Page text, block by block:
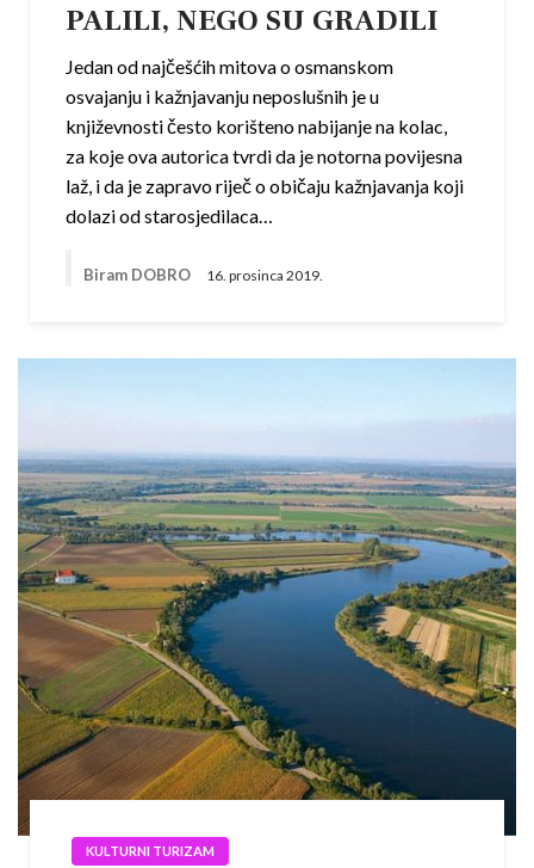
PALILI, NEGO SU GRADILI
Jedan od najčešćih mitova o osmanskom
osvajanju i kažnjavanju neposlušnih je u
književnosti često korišteno nabijanje na kolac,
za koje ova autorica tvrdi da je notorna povijesna
laž, i da je zapravo riječ o običaju kažnjavanja koji
dolazi od starosjedilaca…
Biram DOBRO 16. prosinca 2019.
KULTURNI TURIZAM